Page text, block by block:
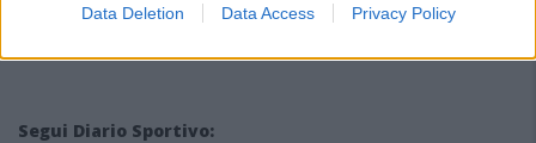
Data Deletion Data Access Privacy Policy
Segui Diario Sportivo: